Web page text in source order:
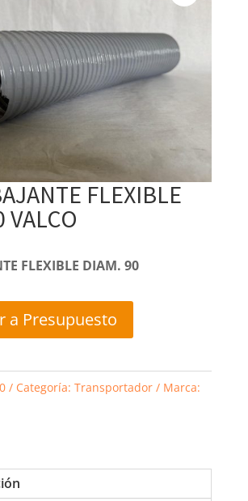
FLEXIBLE
VALCO
FLEXIBLE DIAM. 90
a Presupuesto
Categoría: Transportador
Marca: